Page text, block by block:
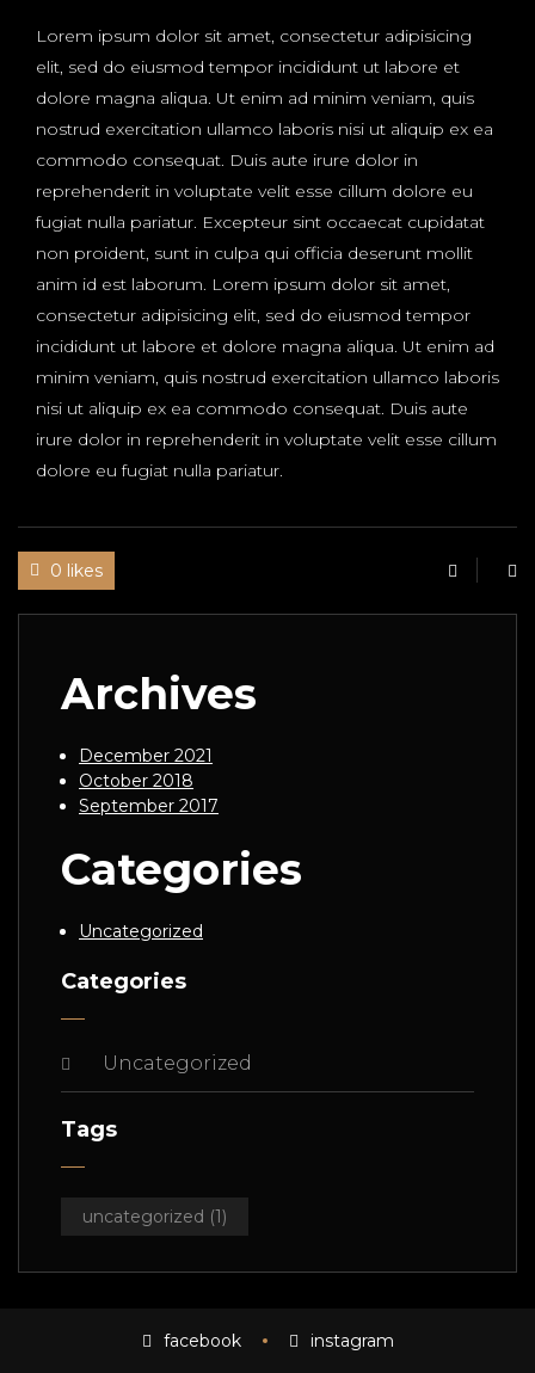
Lorem ipsum dolor sit amet, consectetur adipisicing
elit, sed do eiusmod tempor incididunt ut labore et
dolore magna aliqua. Ut enim ad minim veniam, quis
nostrud exercitation ullamco laboris nisi ut aliquip ex ea
commodo consequat. Duis aute irure dolor in
reprehenderit in voluptate velit esse cillum dolore eu
fugiat nulla pariatur. Excepteur sint occaecat cupidatat
non proident, sunt in culpa qui officia deserunt mollit
anim id est laborum. Lorem ipsum dolor sit amet,
consectetur adipisicing elit, sed do eiusmod tempor
incididunt ut labore et dolore magna aliqua. Ut enim ad
minim veniam, quis nostrud exercitation ullamco laboris
nisi ut aliquip ex ea commodo consequat. Duis aute
irure dolor in reprehenderit in voluptate velit esse cillum
dolore eu fugiat nulla pariatur.
0 likes
Archives
December 2021
October 2018
September 2017
Categories
Uncategorized
Categories
Uncategorized
Tags
uncategorized (1)
facebook instagram